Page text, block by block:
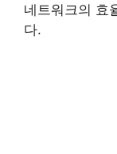
네트워크의 효
다.